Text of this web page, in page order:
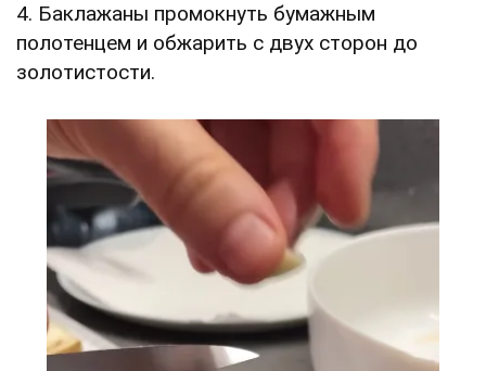
4. Баклажаны промокнуть бумажным
полотенцем и обжарить с двух сторон до
золотистости.